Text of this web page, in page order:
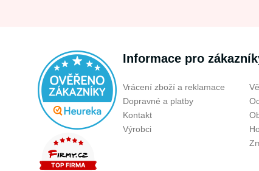
Informace pro
Vrácení zboží a reklamace
Dopravné a platby
Kontakt
Výrobci